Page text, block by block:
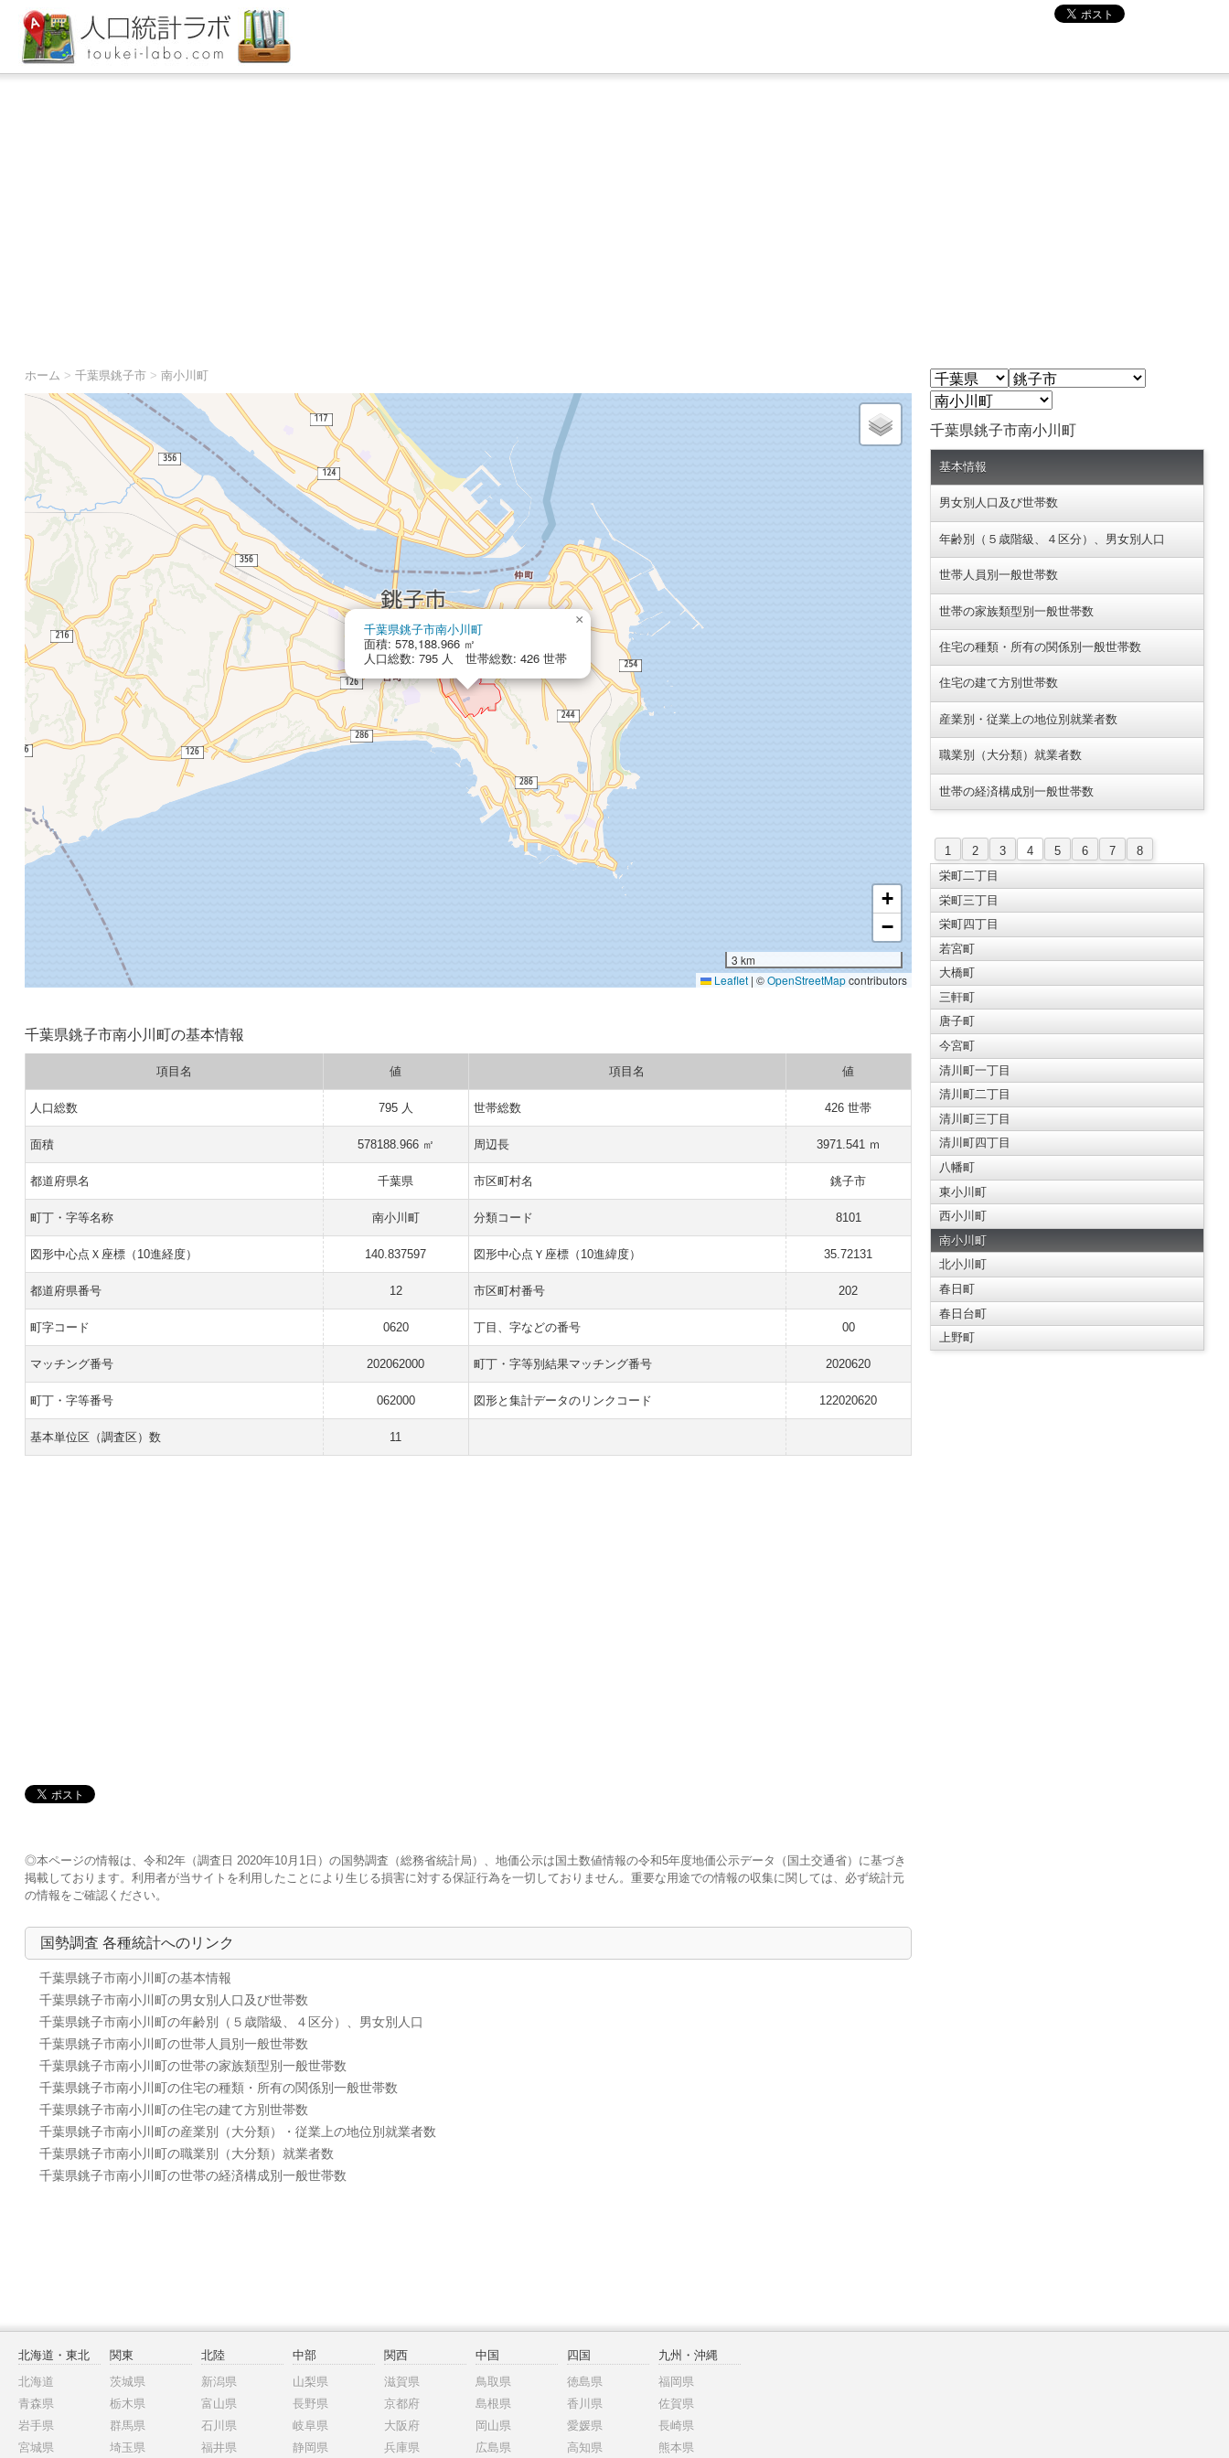
ホーム > 千葉県銚子市> 南小川町
千葉県銚子市南小川町
面積: 578,188.966 ㎡
人口総数: 795 人 世帯総数: 426 世帯
×
+
−
3 km
Leaflet | ©OpenStreetMapcontributors
千葉県銚子市南小川町の基本情報
項目名 値 項目名 値
人口総数 795 人 世帯総数 426 世帯
面積 578188.966 ㎡ 周辺長 3971.541 ｍ
都道府県名 千葉県 市区町村名 銚子市
町丁・字等名称 南小川町 分類コード 8101
図形中心点Ｘ座標（10進経度） 140.837597 図形中心点Ｙ座標（10進緯度） 35.72131
都道府県番号 12 市区町村番号 202
町字コード 0620 丁目、字などの番号 00
マッチング番号 202062000 町丁・字等別結果マッチング番号 2020620
町丁・字等番号 062000 図形と集計データのリンクコード 122020620
基本単位区（調査区）数 11
◎本ページの情報は、令和2年（調査日 2020年10月1日）の国勢調査（総務省統計局）、地価公示は国土数値情報の令和5年度地価公示データ（国土交通省）に基づき
掲載しております。利用者が当サイトを利用したことにより生じる損害に対する保証行為を一切しておりません。重要な用途での情報の収集に関しては、必ず統計元
の情報をご確認ください。
国勢調査 各種統計へのリンク
千葉県銚子市南小川町の基本情報
千葉県銚子市南小川町の男女別人口及び世帯数
千葉県銚子市南小川町の年齢別（５歳階級、４区分）、男女別人口
千葉県銚子市南小川町の世帯人員別一般世帯数
千葉県銚子市南小川町の世帯の家族類型別一般世帯数
千葉県銚子市南小川町の住宅の種類・所有の関係別一般世帯数
千葉県銚子市南小川町の住宅の建て方別世帯数
千葉県銚子市南小川町の産業別（大分類）・従業上の地位別就業者数
千葉県銚子市南小川町の職業別（大分類）就業者数
千葉県銚子市南小川町の世帯の経済構成別一般世帯数
千葉県銚子市南小川町
基本情報
男女別人口及び世帯数
年齢別（５歳階級、４区分）、男女別人口
世帯人員別一般世帯数
世帯の家族類型別一般世帯数
住宅の種類・所有の関係別一般世帯数
住宅の建て方別世帯数
産業別・従業上の地位別就業者数
職業別（大分類）就業者数
世帯の経済構成別一般世帯数
1 2 3 4 5 6 7
8
栄町二丁目
栄町三丁目
栄町四丁目
若宮町
大橋町
三軒町
唐子町
今宮町
清川町一丁目
清川町二丁目
清川町三丁目
清川町四丁目
八幡町
東小川町
西小川町
南小川町
北小川町
春日町
春日台町
上野町
北海道・東北
北海道
青森県
岩手県
宮城県
関東
茨城県
栃木県
群馬県
埼玉県
北陸
新潟県
富山県
石川県
福井県
中部
山梨県
長野県
岐阜県
静岡県
関西
滋賀県
京都府
大阪府
兵庫県
中国
鳥取県
島根県
岡山県
広島県
四国
徳島県
香川県
愛媛県
高知県
九州・沖縄
福岡県
佐賀県
長崎県
熊本県